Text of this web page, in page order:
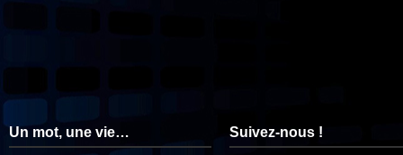
Un mot, une vie… Suivez-nous !